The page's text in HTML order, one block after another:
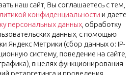
OK
вы соглашаетесь с Политикой
наш сайт, Вы соглашаетесь с тем,
конфиденциальности и даете
персональных данных , обработку
данных, с помощью
Яндекс Метрики (сбор данных о: IP-
систему, поведение на сайте,
в целях функционирования
ретаргетинга и проведения